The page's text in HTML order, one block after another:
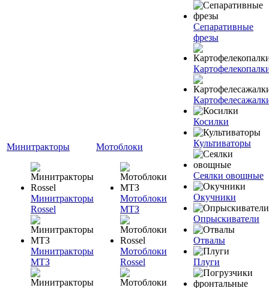
Минитракторы
Минитракторы
Rossel
Минитракторы
МТЗ
Мотоблоки
Мотоблоки
МТЗ
Мотоблоки
Rossel
Сепаративные
фрезы
Косилки
Культиваторы
Сеялки овощные
Окучники
Опрыскиватели
Отвалы
Плуги